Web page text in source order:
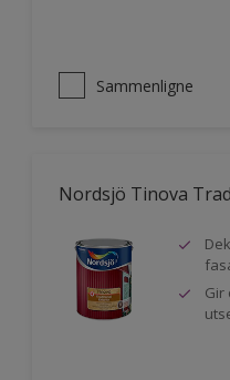
Sammenligne
Nordsjö Tinova
Gir